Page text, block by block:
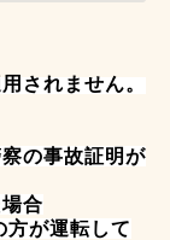
されません。
の事故証明が
合
方が運転して